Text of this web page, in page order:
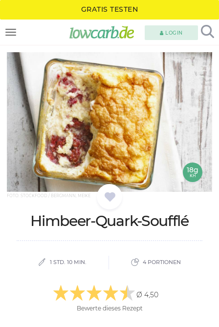
GRATIS TESTEN
TOGGLE NAVIGATION LOGIN
FOTO: STOCKFOOD / BERGMANN, MEIKE
18g
KH
Him­beer-Quark-Souf­flé
1 STD. 10 MIN. 4 PORTIONEN
Ø 4,50
Bewerte dieses Rezept